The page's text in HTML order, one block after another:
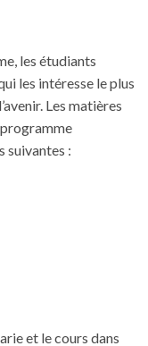
les étudiants
les intéresse le plus
Les matières
suivantes :
et le cours dans